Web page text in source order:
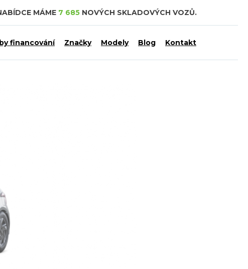
MÁME 7 685 NOVÝCH SKLADOVÝCH VOZŮ.
financování Značky Modely Blog Kontakt